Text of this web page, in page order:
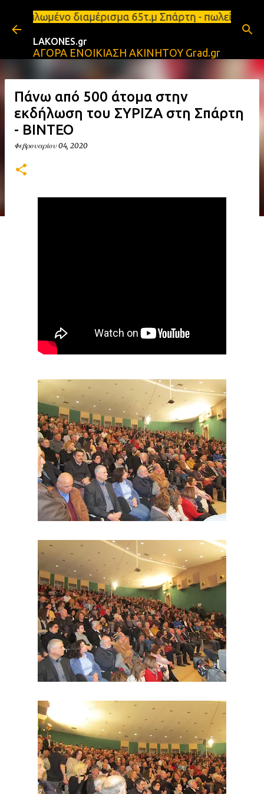
Μετάβαση στο κύριο περιεχόμενο
διαμέρισμα 65τ.μ Σπάρτη -
LAKONES.gr
ΑΓΟΡΑ ΕΝΟΙΚΙΑΣΗ ΑΚΙΝΗΤΟΥ Grad.gr
Πάνω από 500 άτομα στην
εκδήλωση του ΣΥΡΙΖΑ στη Σπάρτη
- ΒΙΝΤΕΟ
Φεβρουαρίου 04, 2020